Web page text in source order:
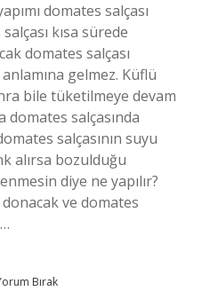
domates salçası
kısa sürede
domates salçası
gelmez. Küflü
bile tüketilmeye devam
domates salçasında
salçasının suyu
alırsa bozulduğu
diye ne yapılır?
ve domates
Bırak